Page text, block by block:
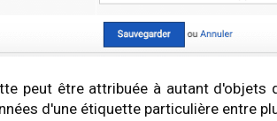
peut être attribuée à autant d'objets
d'une étiquette particulière entre